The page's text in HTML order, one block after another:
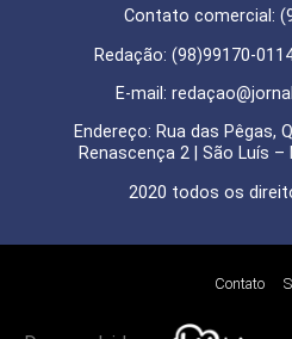
Contato comercial:
Redação: (98)99170-
E-mail:
Endereço: Rua das Pêgas,
Renascença 2 | São Luís –
2020 todos os
Contato